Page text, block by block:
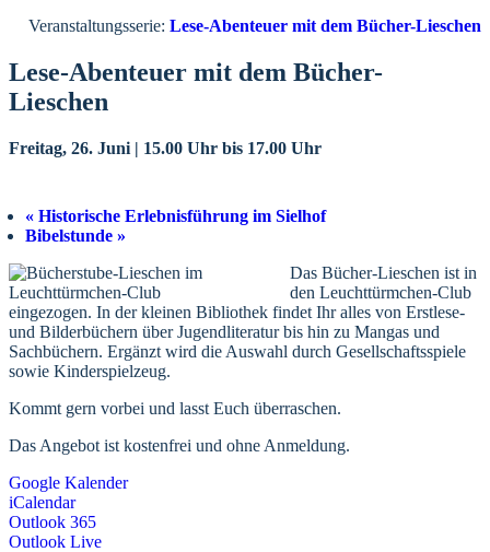
Veranstaltungsserie: Lese-Abenteuer mit dem Bücher-Lieschen
Lese-Abenteuer mit dem Bücher-
Lieschen
Freitag, 26. Juni | 15.00 Uhr bis 17.00 Uhr
« Historische Erlebnisführung im Sielhof
Bibelstunde »
Das Bücher-Lieschen ist in
den Leuchttürmchen-Club
eingezogen. In der kleinen Bibliothek findet Ihr alles von Erstlese-
und Bilderbüchern über Jugendliteratur bis hin zu Mangas und
Sachbüchern. Ergänzt wird die Auswahl durch Gesellschaftsspiele
sowie Kinderspielzeug.
Kommt gern vorbei und lasst Euch überraschen.
Das Angebot ist kostenfrei und ohne Anmeldung.
Google Kalender
iCalendar
Outlook 365
Outlook Live